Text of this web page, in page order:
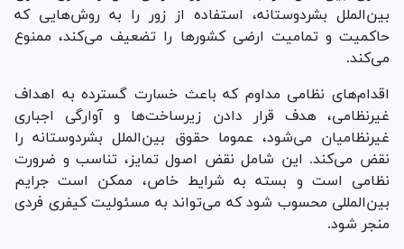
بین‌الملل بشردوستانه، استفاده از زور را به روش‌هایی که
حاکمیت و تمامیت ارضی کشور‌ها را تضعیف می‌کند، ممنوع
می‌کند.
اقدام‌های نظامی مداوم که باعث خسارت گسترده به اهداف
غیرنظامی، هدف قرار دادن زیرساخت‌ها و آوارگی اجباری
غیرنظامیان می‌شود، عموما حقوق بین‌الملل بشردوستانه را
نقض می‌کند. این شامل نقض اصول تمایز، تناسب و ضرورت
نظامی است و بسته به شرایط خاص، ممکن است جرایم
بین‌المللی محسوب شود که می‌تواند به مسئولیت کیفری فردی
منجر شود.